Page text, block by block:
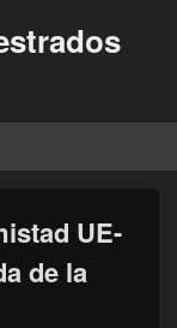
UE-
de la